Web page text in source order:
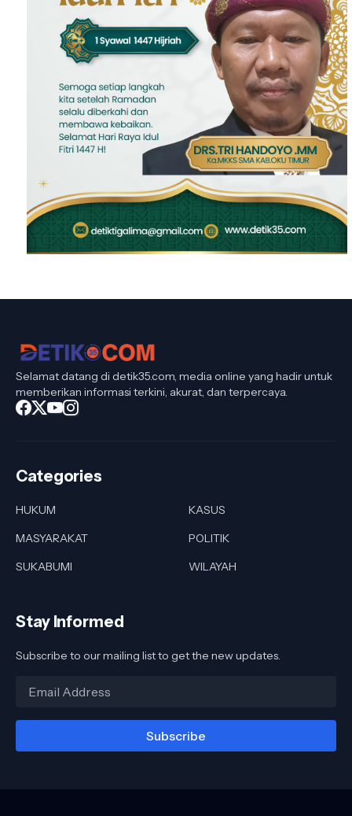
Selamat datang di detik35.com, media online yang hadir untuk
memberikan informasi terkini, akurat, dan terpercaya.
Categories
HUKUM
KASUS
MASYARAKAT
POLITIK
SUKABUMI
WILAYAH
Stay Informed
Subscribe to our mailing list to get the new updates.